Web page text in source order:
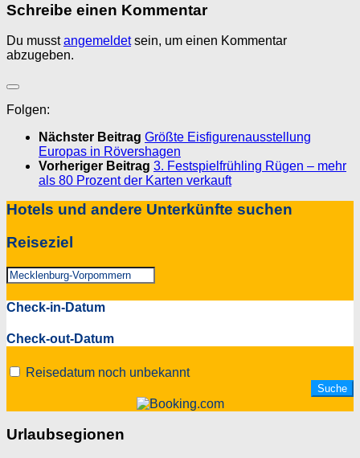
Schreibe einen Kommentar
Du musstangemeldetsein, um einen Kommentar
abzugeben.
Folgen:
Nächster Beitrag Größte Eisfigurenausstellung
Europas in Rövershagen
Vorheriger Beitrag 3. Festspielfrühling Rügen – mehr
als 80 Prozent der Karten verkauft
Hotels und andere Unterkünfte suchen
Reiseziel
Check-in-Datum
Check-out-Datum
Reisedatum noch unbekannt
Urlaubsegionen